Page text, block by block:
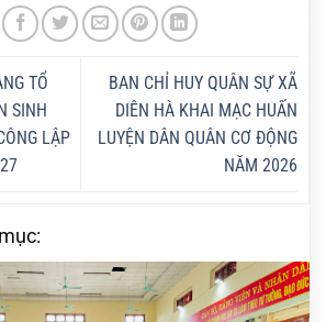
TỔ
SINH
LẬP
BAN CHỈ HUY QUÂN SỰ XÃ
DIÊN HÀ KHAI MẠC HUẤN
LUYỆN DÂN QUÂN CƠ ĐỘNG
NĂM 2026